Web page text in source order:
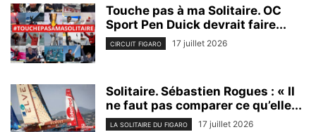
Touche pas à ma Solitaire. OC
Sport Pen Duick devrait faire...
CIRCUIT FIGARO 17 juillet 2026
Solitaire. Sébastien Rogues : « Il
ne faut pas comparer ce qu’elle...
LA SOLITAIRE DU FIGARO 17 juillet 2026